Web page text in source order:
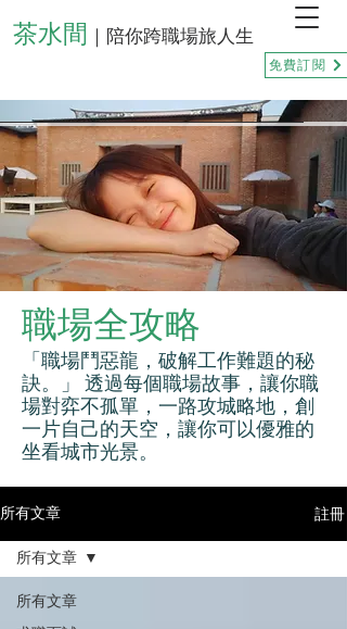
茶水間 ｜陪你跨職場旅人生
免費訂閱
職場全攻略
「職場鬥惡龍，破解工作難題的秘
訣。」 透過每個職場故事，讓你職
場對弈不孤單，一路攻城略地，創
一片自己的天空，讓你可以優雅的
坐看城市光景。
所有文章 註冊
所有文章
所有文章